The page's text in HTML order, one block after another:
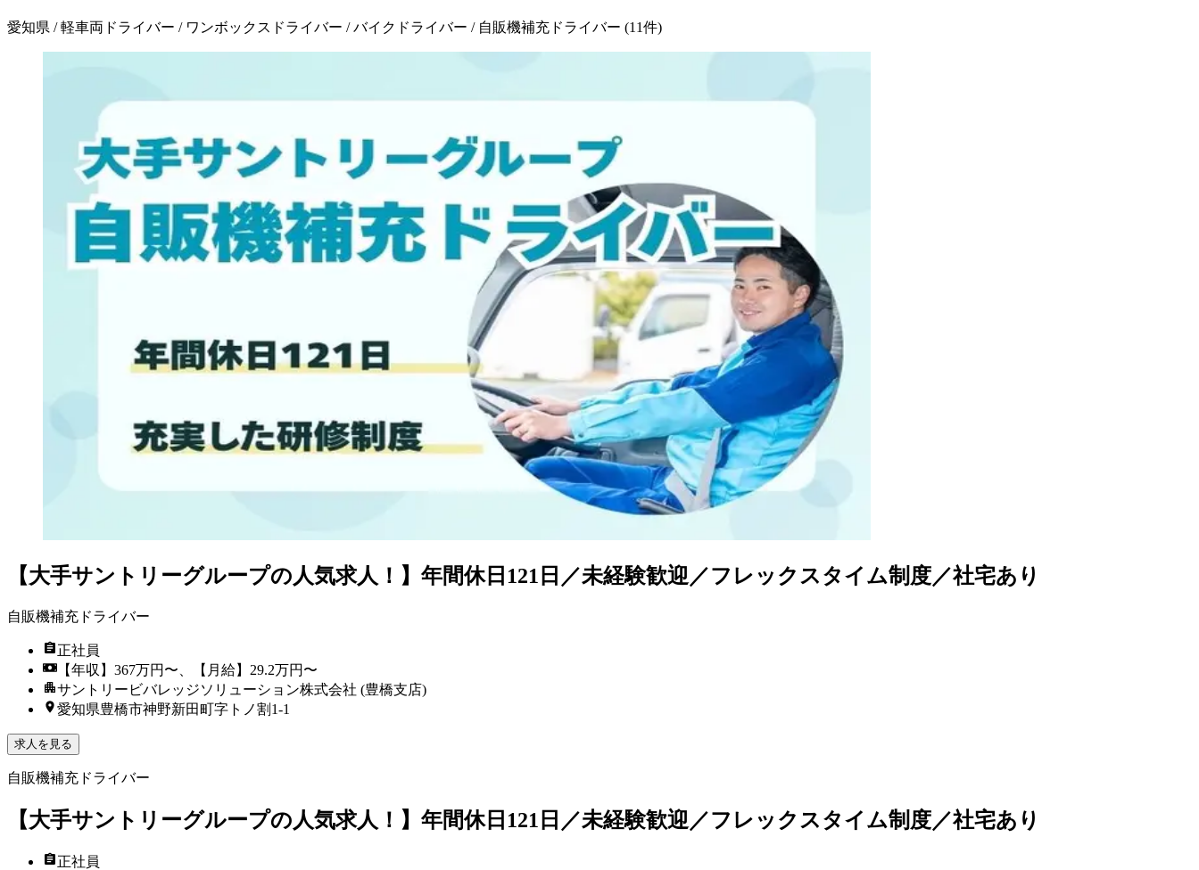
愛知県 / 軽車両ドライバー / ワンボックスドライバー / バイクドライバー / 自販機補充ドライバー (11件)
【大手サントリーグループの人気求人！】年間休日121日／未経験歓迎／フレックスタイム制度／社宅あり
自販機補充ドライバー
正社員
【年収】367万円〜、【月給】29.2万円〜
サントリービバレッジソリューション株式会社 (豊橋支店)
愛知県豊橋市神野新田町字トノ割1-1
求人を見る
自販機補充ドライバー
【大手サントリーグループの人気求人！】年間休日121日／未経験歓迎／フレックスタイム制度／社宅あり
正社員